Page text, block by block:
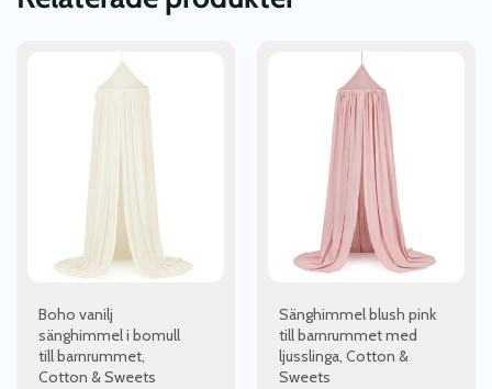
Boho vanilj
sänghimmel i bomull
till barnrummet,
Cotton & Sweets
Sänghimmel blush pink
till barnrummet med
ljusslinga, Cotton &
Sweets